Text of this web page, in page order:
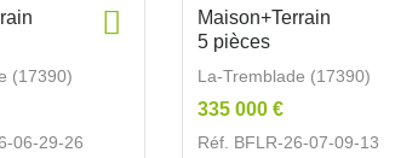
(17390)
06-29-26
Maison+Terrain
5 pièces
La-Tremblade (17390)
335 000 €
Réf. BFLR-26-07-09-13